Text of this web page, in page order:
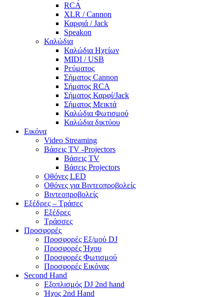
RCA
XLR / Cannon
Καρφιά / Jack
Speakon
Καλώδια
Καλώδια Ηχείων
MIDI / USB
Ρεύματος
Σήματος Cannon
Σήματος RCA
Σήματος Καρφί/Jack
Σήματος Μεικτά
Καλώδια Φωτισμού
Καλώδια δικτύου
Εικόνα
Video Streaming
Βάσεις TV -Projectors
Βάσεις TV
Βάσεις Projectors
Οθόνες LED
Οθόνες για Βιντεοπροβολείς
Βιντεοπροβολείς
Εξέδρες – Τράσες
Εξέδρες
Τράσσες
Προσφορές
Προσφορές Εξ/μού DJ
Προσφορές Ήχου
Προσφορές Φωτισμού
Προσφορές Εικόνας
Second Hand
Εξοπλισμός DJ 2nd hand
Ήχος 2nd Hand